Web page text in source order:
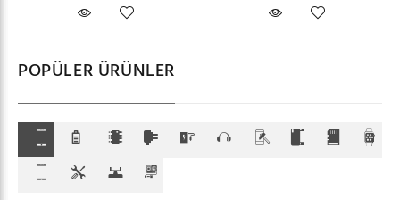
POPÜLER ÜRÜNLER